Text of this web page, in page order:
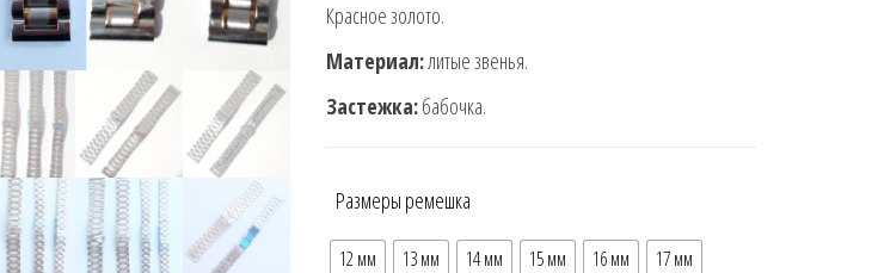
Красное золото.
Материал:литые звенья.
Застежка:бабочка.
Размеры ремешка
12 мм 13 мм 14 мм 15 мм 16 мм
17 мм